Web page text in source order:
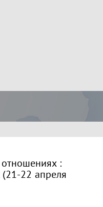
:
22 апреля